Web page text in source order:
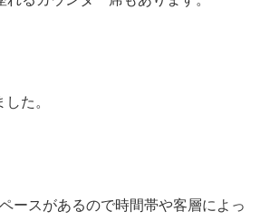
た。
ースがあるので時間帯や客層によっ